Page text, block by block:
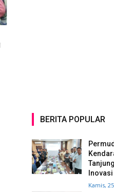
BERITA POPULAR
Kamis,